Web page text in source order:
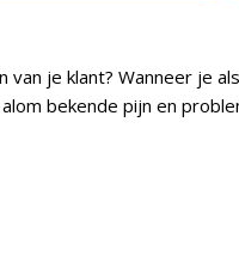
je klant? Wanneer je
bekende pijn en